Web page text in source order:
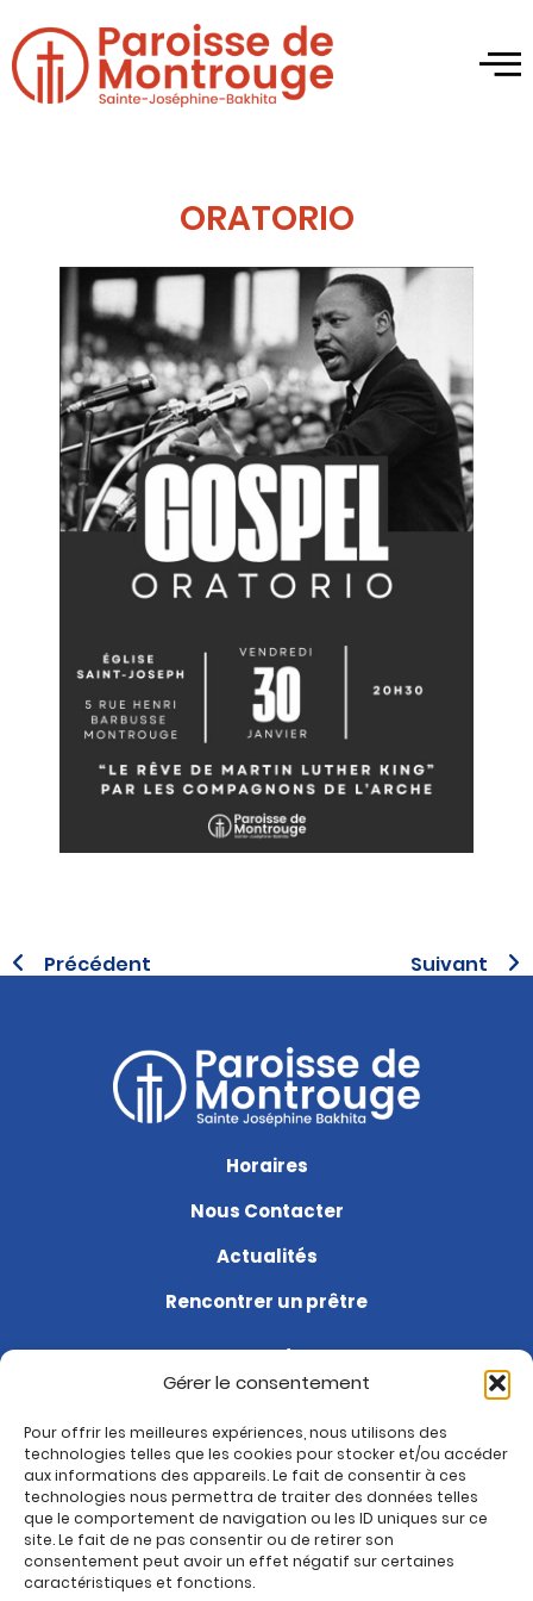
Gérer le consentement
Pour offrir les meilleures expériences, nous utilisons des
technologies telles que les cookies pour stocker et/ou accéder
aux informations des appareils. Le fait de consentir à ces
technologies nous permettra de traiter des données telles
que le comportement de navigation ou les ID uniques sur ce
site. Le fait de ne pas consentir ou de retirer son
consentement peut avoir un effet négatif sur certaines
caractéristiques et fonctions.
ORATORIO
Précédent Suivant
Horaires
Nous Contacter
Actualités
Rencontrer un prêtre
Agenda
Questions fréquentes
Je suis nouveau
Rejoignez-nous sur :
Paroisse de Montrouge